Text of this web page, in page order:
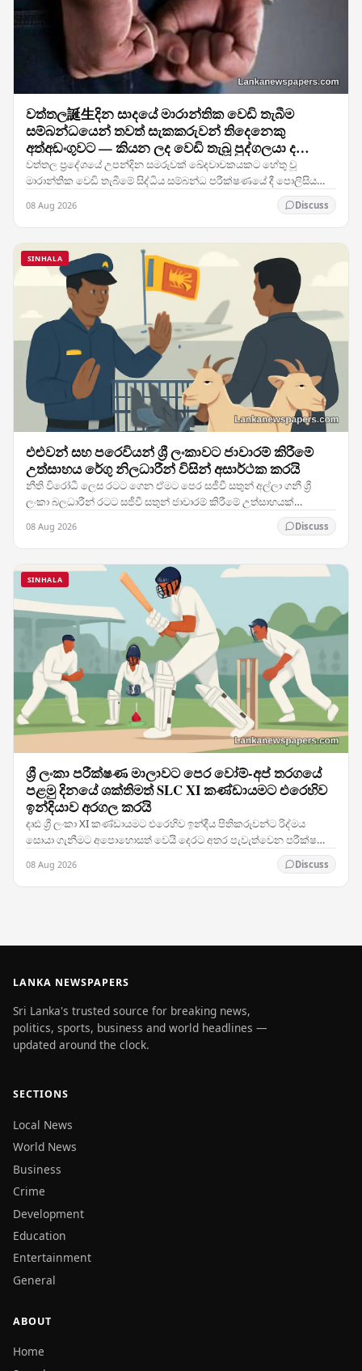
වත්තල誕生දින සාදයේ මාරාන්තික වෙඩි තැබීම
සම්බන්ධයෙන් තවත් සැකකරුවන් තිදෙනෙකු
අත්අඩංගුවට — කියන ලද වෙඩි තැබූ පුද්ගලයා ද
ඇතුළත්ව
වත්තල ප්‍රදේශයේ උපන්දින සමරුවක් ඛේදවාචකයකට හේතු වූ
මාරාන්තික වෙඩි තැබීමේ සිද්ධිය සම්බන්ධ පරීක්ෂණයේ දී පොලිසිය
08 Aug 2026 Discuss
SINHALA
එළුවන් සහ පරෙවියන් ශ්‍රී ලංකාවට ජාවාරම් කිරීමේ
උත්සාහය රේගු නිලධාරීන් විසින් අසාර්ථක කරයි
නීති විරෝධී ලෙස රටට ගෙන ඒමට පෙර සජීවී සතුන් අල්ලා ගනී ශ්‍රී
ලංකා බලධාරීන් රටට සජීවී සතුන් ජාවාරම් කිරීමේ උත්සාහයක්
08 Aug 2026 Discuss
SINHALA
ශ්‍රී ලංකා පරීක්ෂණ මාලාවට පෙර වෝම්-අප් තරගයේ
පළමු දිනයේ ශක්තිමත් SLC XI කණ්ඩායමට එරෙහිව
ඉන්දියාව අරගල කරයි
දෘඪ ශ්‍රී ලංකා XI කණ්ඩායමට එරෙහිව ඉන්දීය පිතිකරුවන්ට රිද්මය
සොයා ගැනීමට අපොහොසත් වෙයි දෙරට අතර පැවැත්වෙන පරීක්ෂණ
08 Aug 2026 Discuss
LANKA NEWSPAPERS
Sri Lanka's trusted source for breaking news,
politics, sports, business and world headlines —
updated around the clock.
SECTIONS
Local News
World News
Business
Crime
Development
Education
Entertainment
General
ABOUT
Home